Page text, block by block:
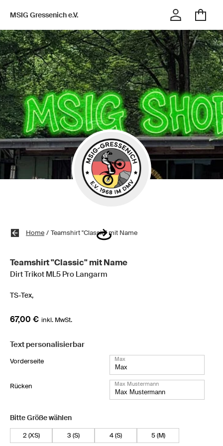
MSIG Gressenich e.V.
Home / Teamshirt "Classic" mit Name
Teamshirt "Classic" mit Name
Dirt Trikot ML5 Pro Langarm
TS-Tex,
67,00 € inkl. MwSt.
Text personalisierbar
Vorderseite Max
Rücken Max Mustermann
Bitte Größe wählen
2 (XS) 3 (S) 4 (S) 5 (M)